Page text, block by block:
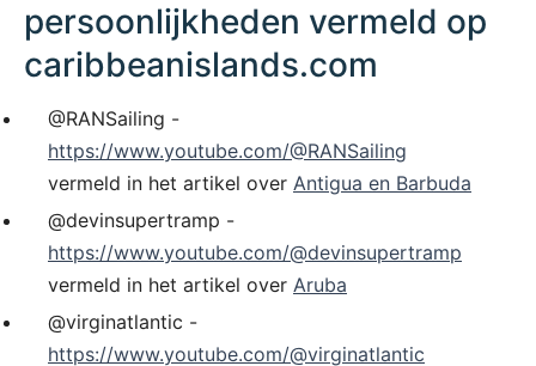
persoonlijkheden vermeld op
caribbeanislands.com
@RANSailing -
https://www.youtube.com/@RANSailing
vermeld in het artikel over Antigua en Barbuda
@devinsupertramp -
https://www.youtube.com/@devinsupertramp
vermeld in het artikel over Aruba
@virginatlantic -
https://www.youtube.com/@virginatlantic